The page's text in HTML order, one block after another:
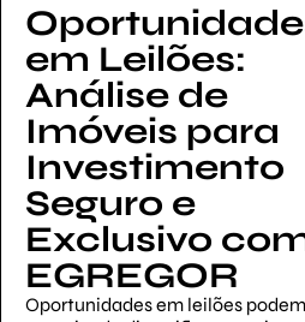
em Leilões:
Análise de
Imóveis para
Investimento
Seguro e
Exclusivo
EGREGOR
Oportunidades em leilões